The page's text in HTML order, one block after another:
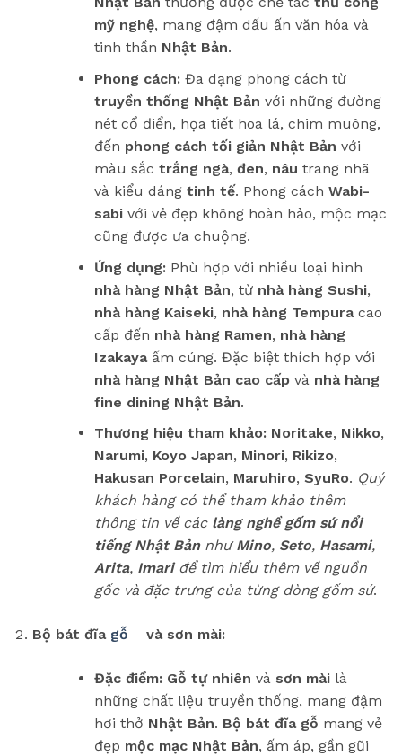
mỹ nghệ, mang đậm dấu ấn văn hóa và
tinh thần Nhật Bản.
Phong cách:Đa dạng phong cách từ
truyền thống Nhật Bản với những đường
nét cổ điển, họa tiết hoa lá, chim muông,
đến phong cách tối giản Nhật Bản với
màu sắc trắng ngà, đen, nâu trang nhã
và kiểu dáng tinh tế. Phong cách Wabi-
sabivới vẻ đẹp không hoàn hảo, mộc mạc
cũng được ưa chuộng.
Ứng dụng:Phù hợp với nhiều loại hình
nhà hàng Nhật Bản, từ nhà hàng Sushi,
nhà hàng Kaiseki, nhà hàng Tempuracao
cấp đến nhà hàng Ramen, nhà hàng
Izakayaấm cúng. Đặc biệt thích hợp với
nhà hàng Nhật Bản cao cấpvà nhà hàng
fine dining Nhật Bản.
Thương hiệu tham khảo: Noritake, Nikko,
Narumi, Koyo Japan, Minori, Rikizo,
Hakusan Porcelain, Maruhiro, SyuRo. Quý
khách hàng có thể tham khảo thêm
thông tin về các làng nghề gốm sứ nổi
tiếng Nhật BảnnhưMino, Seto, Hasami,
Arita, Imariđể tìm hiểu thêm về nguồn
gốc và đặc trưng của từng dòng gốm sứ.
Bộ bát đĩa gỗ và sơn mài:
Đặc điểm: Gỗ tự nhiên và sơn màilà
những chất liệu truyền thống, mang đậm
hơi thở Nhật Bản. Bộ bát đĩa gỗ mang vẻ
đẹp mộc mạc Nhật Bản, ấm áp, gần gũi